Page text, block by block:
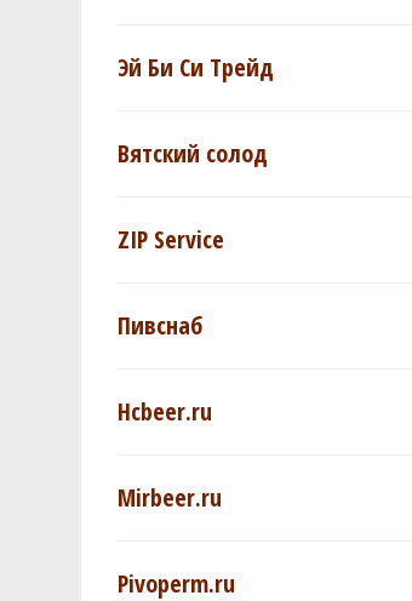
Эй Би Си Трейд
Вятский солод
ZIP Service
Пивснаб
Hcbeer.ru
Mirbeer.ru
Pivoperm.ru